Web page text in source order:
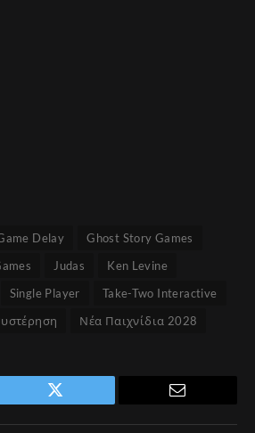
Delay
Ghost Story Games
Judas
Ken Levine
Single Player
Take-Two Interactive
Νέα Παιχνίδια 2028
Twitter